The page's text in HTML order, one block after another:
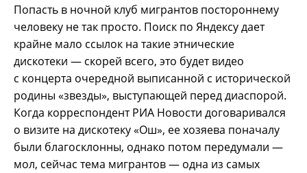
Попасть в ночной клуб мигрантов постороннему
человеку не так просто. Поиск по Яндексу дает
крайне мало ссылок на такие этнические
дискотеки — скорей всего, это будет видео
с концерта очередной выписанной с исторической
родины «звезды», выступающей перед диаспорой.
Когда корреспондент РИА Новости договаривался
о визите на дискотеку «Ош», ее хозяева поначалу
были благосклонны, однако потом передумали —
мол, сейчас тема мигрантов — одна из самых